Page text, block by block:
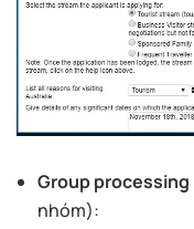
Group processing
nhóm):